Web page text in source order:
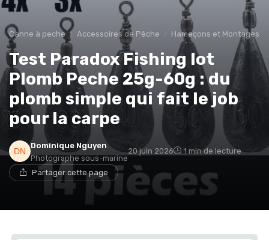
Canne à peche Accessoires de Pêche Hameçons et Montages
Test Paradox Fishing lot
Plomb Peche 25g-60g : du
plomb simple qui fait le job
pour la carpe
Dominique Nguyen
Photographe sous-marine
20 juin 2026 1 min de lecture
Partager cette page